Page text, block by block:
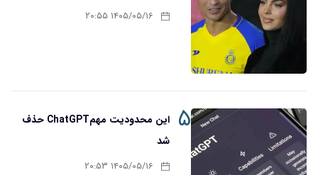
۱۴۰۵/۰۵/۱۶ ۲۰:۵۵
۵
این محدودیت مهمChatGPT حذف
شد
۱۴۰۵/۰۵/۱۶ ۲۰:۵۳